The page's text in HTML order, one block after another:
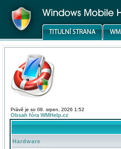
Právě je so 08. srpen, 2026 1:52
Obsah fóra WMHelp.cz
Hardware